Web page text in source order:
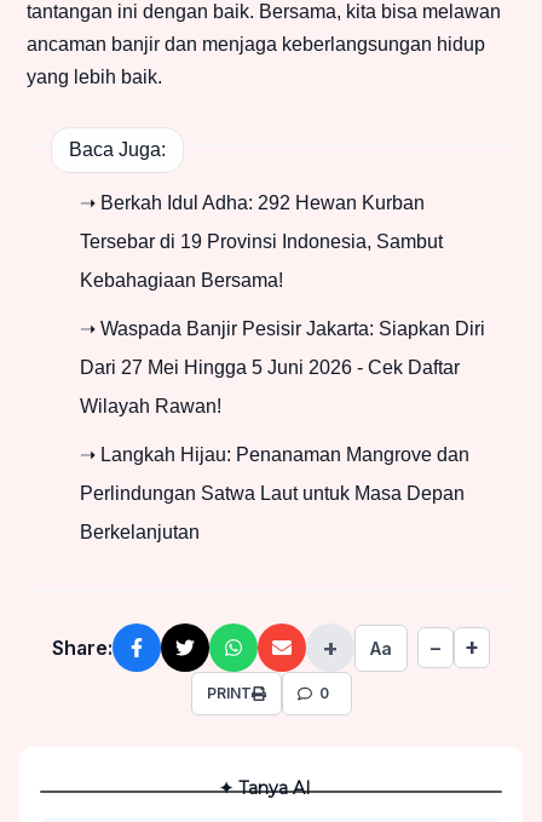
tantangan ini dengan baik. Bersama, kita bisa melawan
ancaman banjir dan menjaga keberlangsungan hidup
yang lebih baik.
Baca Juga:
➝ Berkah Idul Adha: 292 Hewan Kurban
Tersebar di 19 Provinsi Indonesia, Sambut
Kebahagiaan Bersama!
➝ Waspada Banjir Pesisir Jakarta: Siapkan Diri
Dari 27 Mei Hingga 5 Juni 2026 - Cek Daftar
Wilayah Rawan!
➝ Langkah Hijau: Penanaman Mangrove dan
Perlindungan Satwa Laut untuk Masa Depan
Berkelanjutan
Share: + Aa − +
PRINT 0
✦ Tanya AI